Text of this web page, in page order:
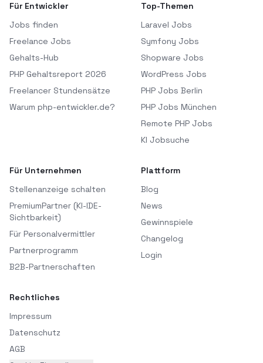
Für Entwickler
Jobs finden
Freelance Jobs
Gehalts-Hub
PHP Gehaltsreport 2026
Freelancer Stundensätze
Warum php-entwickler.de?
Top-Themen
Laravel Jobs
Symfony Jobs
Shopware Jobs
WordPress Jobs
PHP Jobs Berlin
PHP Jobs München
Remote PHP Jobs
KI Jobsuche
Für Unternehmen
Stellenanzeige schalten
PremiumPartner (KI-IDE-
Sichtbarkeit)
Für Personalvermittler
Partnerprogramm
B2B-Partnerschaften
Plattform
Blog
News
Gewinnspiele
Changelog
Login
Rechtliches
Impressum
Datenschutz
AGB